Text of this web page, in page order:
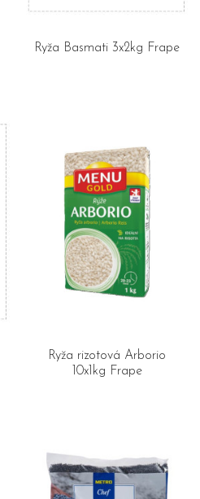
Ryža Basmati 3x2kg Frape
Ryža rizotová Arborio
10x1kg Frape